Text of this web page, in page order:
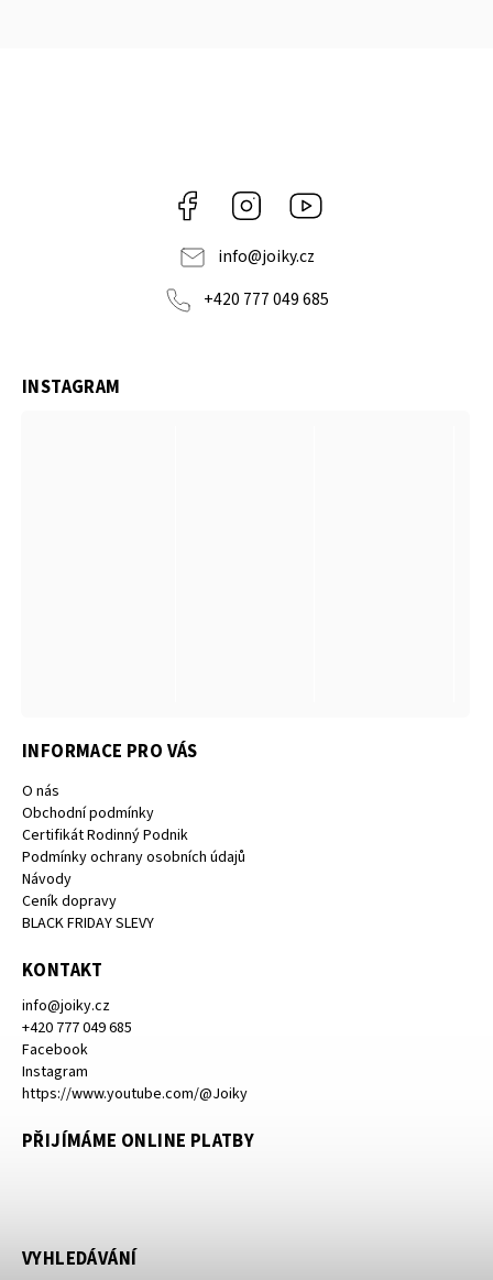
Facebook Instagram
info@joiky.cz
+420 777 049 685
INFORMACE PRO VÁS
O nás
Obchodní podmínky
Certifikát Rodinný Podnik
Podmínky ochrany osobních údajů
Návody
Ceník dopravy
BLACK FRIDAY SLEVY
KONTAKT
info@joiky.cz
+420 777 049 685
Facebook
Instagram
https://www.youtube.com/@Joiky
PŘIJÍMÁME ONLINE PLATBY
INSTAGRAM
VYHLEDÁVÁNÍ